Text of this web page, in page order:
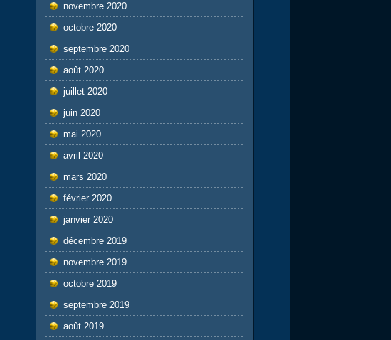
novembre 2020
octobre 2020
septembre 2020
août 2020
juillet 2020
juin 2020
mai 2020
avril 2020
mars 2020
février 2020
janvier 2020
décembre 2019
novembre 2019
octobre 2019
septembre 2019
août 2019